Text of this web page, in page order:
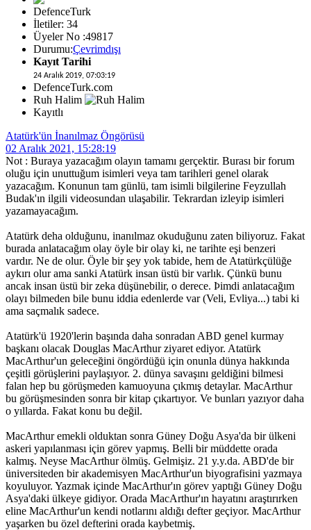
DefenceTurk
İletiler: 34
Üyeler No :49817
Durumu:Çevrimdışı
Kayıt Tarihi
24 Aralık 2019, 07:03:19
DefenceTurk.com
Ruh Halim
Kayıtlı
Atatürk'ün İnanılmaz Öngörüsü
02 Aralık 2021, 15:28:19
Not : Buraya yazacağım olayın tamamı gerçektir. Burası bir forum
oluğu için unuttuğum isimleri veya tam tarihleri genel olarak
yazacağım. Konunun tam günlü, tam isimli bilgilerine Feyzullah
Budak'ın ilgili videosundan ulaşabilir. Tekrardan izleyip isimleri
yazamayacağım.
Atatürk deha olduğunu, inanılmaz okuduğunu zaten biliyoruz. Fakat
burada anlatacağım olay öyle bir olay ki, ne tarihte eşi benzeri
vardır. Ne de olur. Öyle bir şey yok tabide, hem de Atatürkçülüğe
aykırı olur ama sanki Atatürk insan üstü bir varlık. Çünkü bunu
ancak insan üstü bir zeka düşünebilir, o derece. Þimdi anlatacağım
olayı bilmeden bile bunu iddia edenlerde var (Veli, Evliya...) tabi ki
ama saçmalık sadece.
Atatürk'ü 1920'lerin başında daha sonradan ABD genel kurmay
başkanı olacak Douglas MacArthur ziyaret ediyor. Atatürk
MacArthur'un geleceğini öngördüğü için onunla dünya hakkında
çeşitli görüşlerini paylaşıyor. 2. dünya savaşını geldiğini bilmesi
falan hep bu görüşmeden kamuoyuna çıkmış detaylar. MacArthur
bu görüşmesinden sonra bir kitap çıkartıyor. Ve bunları yazıyor daha
o yıllarda. Fakat konu bu değil.
MacArthur emekli olduktan sonra Güney Doğu Asya'da bir ülkeni
askeri yapılanması için görev yapmış. Belli bir müddette orada
kalmış. Neyse MacArthur ölmüş. Gelmişiz. 21 y.y.da. ABD'de bir
üniversiteden bir akademisyen MacArthur'un biyografisini yazmaya
koyuluyor. Yazmak içinde MacArthur'ın görev yaptığı Güney Doğu
Asya'daki ülkeye gidiyor. Orada MacArthur'ın hayatını araştırırken
eline MacArthur'un kendi notlarını aldığı defter geçiyor. MacArthur
yaşarken bu özel defterini orada kaybetmiş.